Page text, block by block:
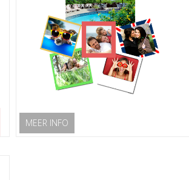
MEER INFO